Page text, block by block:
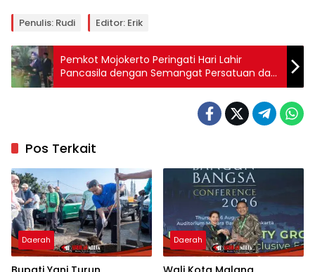
Penulis: Rudi Editor: Erik
Pemkot Mojokerto Peringati Hari Lahir
Pancasila dengan Semangat Persatuan dan
Perdamaian
Pos Terkait
Daerah Daerah